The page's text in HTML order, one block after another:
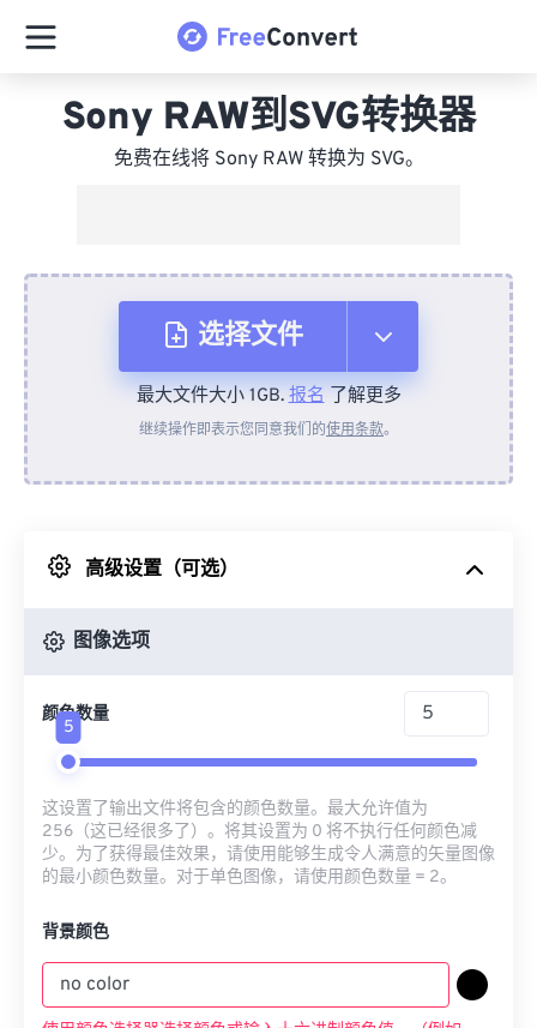
Sony RAW到SVG转换器
免费在线将 Sony RAW 转换为 SVG。
选择文件
从设备
来自 Google Drive
最大文件大小 1GB.报名了解更多
继续操作即表示您同意我们的使用条款。
高级设置（可选）
图像选项
颜色数量
5
这设置了输出文件将包含的颜色数量。最大允许值为
256（这已经很多了）。将其设置为 0 将不执行任何颜色减
少。为了获得最佳效果，请使用能够生成令人满意的矢量图像
的最小颜色数量。对于单色图像，请使用颜色数量 = 2。
背景颜色